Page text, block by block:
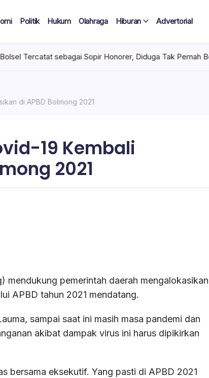
Politik Hukum Olahraga Hiburan Advertorial
sebagai Sopir Honorer, Diduga Tak Pernah Bertugas Tiap
di APBD Bolmong 2021
19 Kembali
2021
pemerintah daerah mengalokasikan
APBD tahun 2021 mendatang.
sampai saat ini masih masa pandemi dan
akibat dampak virus ini harus dipikirkan
bersama eksekutif. Yang pasti di APBD 2021